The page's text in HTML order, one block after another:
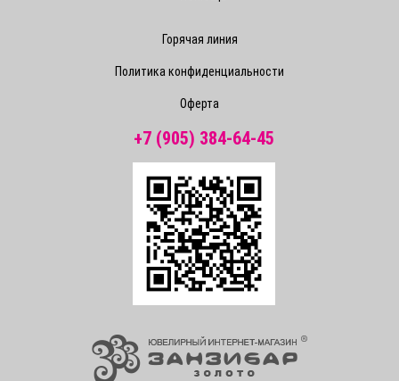
Горячая линия
Политика конфиденциальности
Оферта
+7 (905) 384-64-45